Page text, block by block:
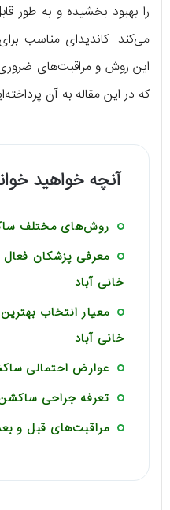
را بهبود بخشیده و به طور
می‌کند. کاندیدای مناسب
این روش و مراقبت‌های ضروری
که در این مقاله به آن
آنچه خواهید
روش‌های مختلف
معرفی پزشکان
خانی آباد
معیار انتخاب
خانی آباد
عوارض احتمالی
تعرفه جراحی ساکشن
مراقبت‌های قبل و